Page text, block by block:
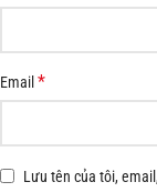
Email*
Lưu tên của tôi,